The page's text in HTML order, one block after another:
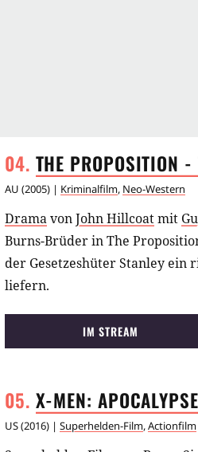
THE PROPOSITION -
AU (2005) | Kriminalfilm, Neo-Western
DramavonJohn Hillcoatmit
Burns-Brüder in The
der Gesetzeshüter Stanley ein
liefern.
IM STREAM
X-MEN: APOCALYPSE
US(2016) | Superhelden-Film,Actionfilm